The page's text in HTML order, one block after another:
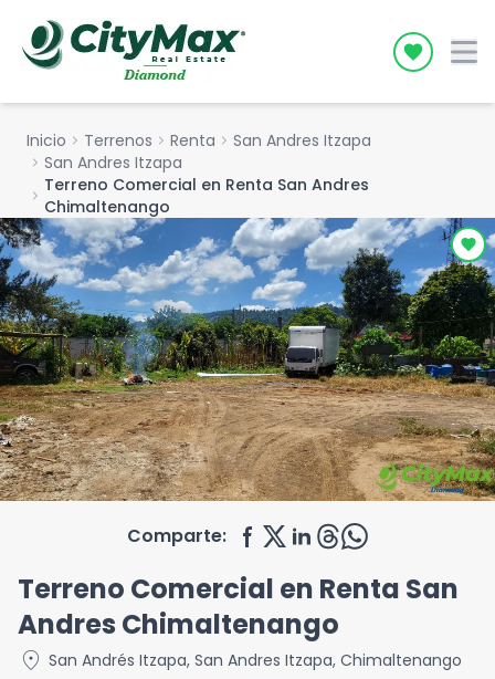
Icon
Inicio chevron_right Terrenos chevron_right Renta chevron_right San Andres Itzapa
chevron_right San Andres Itzapa
chevron_right Terreno Comercial en Renta San Andres
Chimaltenango
Comparte:
Terreno Comercial en Renta San
Andres Chimaltenango
location_on San Andrés Itzapa, San Andres Itzapa, Chimaltenango